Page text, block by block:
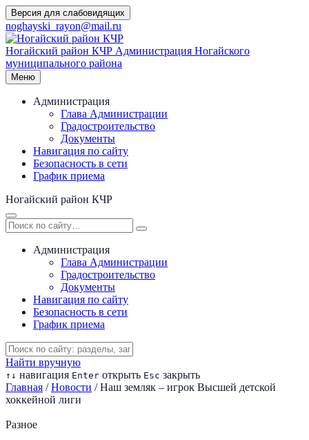
Перейти
к
содержимому
Версия для слабовидящих
noghayski_rayon@mail.ru
Ногайский район КЧР Администрация Ногайского
муниципального района
Меню
Администрация
Глава Администрации
Градостроительство
Документы
Навигация по сайту
Безопасность в сети
График приема
Ногайский район КЧР
Администрация
Глава Администрации
Градостроительство
Документы
Навигация по сайту
Безопасность в сети
График приема
Найти вручную
↑ ↓ навигация Enter открыть Esc закрыть
Главная / Новости / Наш земляк – игрок Высшей детской
хоккейной лиги
Разное